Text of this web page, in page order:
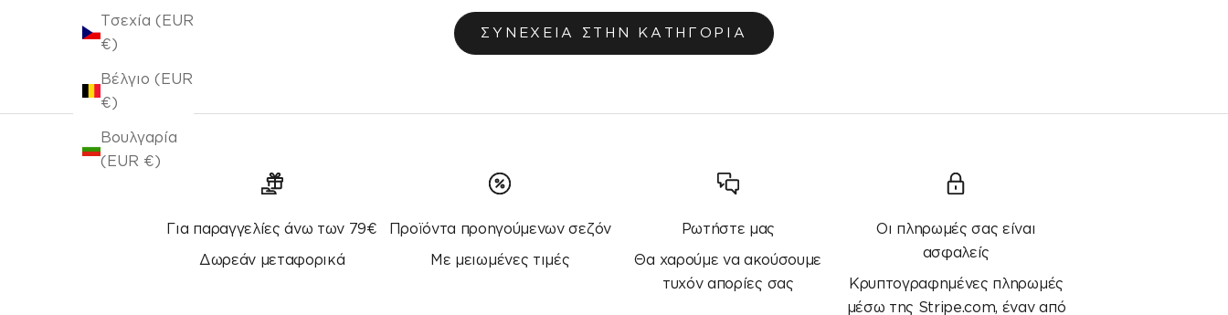
Τσεχία (EUR
€)
Βέλγιο (EUR
€)
Βουλγαρία
(EUR €)
ΣΥΝΕΧΕΙΑ ΣΤΗΝ ΚΑΤΗΓΟΡΙΑ
Για παραγγελίες άνω των 79€
Δωρεάν μεταφορικά
Προϊόντα προηγούμενων σεζόν
Με μειωμένες τιμές
Ρωτήστε μας
Θα χαρούμε να ακούσουμε
τυχόν απορίες σας
Οι πληρωμές σας είναι
ασφαλείς
Κρυπτογραφημένες πληρωμές
μέσω της Stripe.com, έναν από